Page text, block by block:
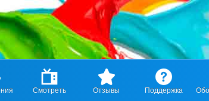
Смотреть Отзывы Поддержка